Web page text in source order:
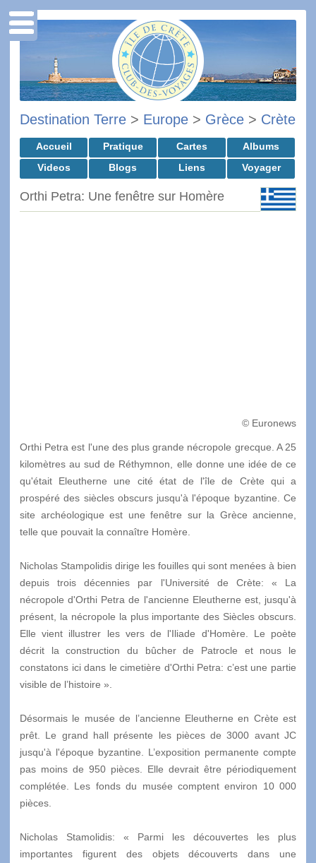
Destination Terre > Europe > Grèce > Crète
Accueil Pratique Cartes
Albums
Videos
Blogs Liens Voyager
Orthi Petra: Une fenêtre sur Homère
© Euronews
Orthi Petra est l'une des plus grande nécropole grecque. A 25
kilomètres au sud de Réthymnon, elle donne une idée de ce
qu'était Eleutherne une cité état de l'île de Crète qui a
prospéré des siècles obscurs jusqu'à l'époque byzantine. Ce
site archéologique est une fenêtre sur la Grèce ancienne,
telle que pouvait la connaître Homère.
Nicholas Stampolidis dirige les fouilles qui sont menées à bien
depuis trois décennies par l'Université de Crète: « La
nécropole d'Orthi Petra de l'ancienne Eleutherne est, jusqu'à
présent, la nécropole la plus importante des Siècles obscurs.
Elle vient illustrer les vers de l'Iliade d'Homère. Le poète
décrit la construction du bûcher de Patrocle et nous le
constatons ici dans le cimetière d'Orthi Petra: c’est une partie
visible de l’histoire ».
Désormais le musée de l’ancienne Eleutherne en Crète est
prêt. Le grand hall présente les pièces de 3000 avant JC
jusqu'à l'époque byzantine. L’exposition permanente compte
pas moins de 950 pièces. Elle devrait être périodiquement
complétée. Les fonds du musée comptent environ 10 000
pièces.
Nicholas Stamolidis: « Parmi les découvertes les plus
importantes figurent des objets découverts dans une